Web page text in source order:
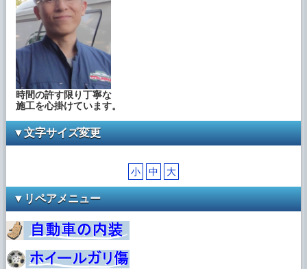
新中」を追加しました。
2023年1月31日
ブログに 「◆当店のHPを常時SSL化しまし
た」を追加しました。
2022年12月26日
ブログに 「◆当店の年末年始 休業期間」を
追加しました。
2022年12月26日
更新中」を追加しました。
2022年12月25日
ブログに 「◆インスタグラム階段リペア事
2022年12月19日
ブログに 「◆ホイールのリペア事例、更新
時間の許す限り丁寧な
施工を心掛けています。
▼文字サイズ変更
小 中 大
▼リペアメニュー